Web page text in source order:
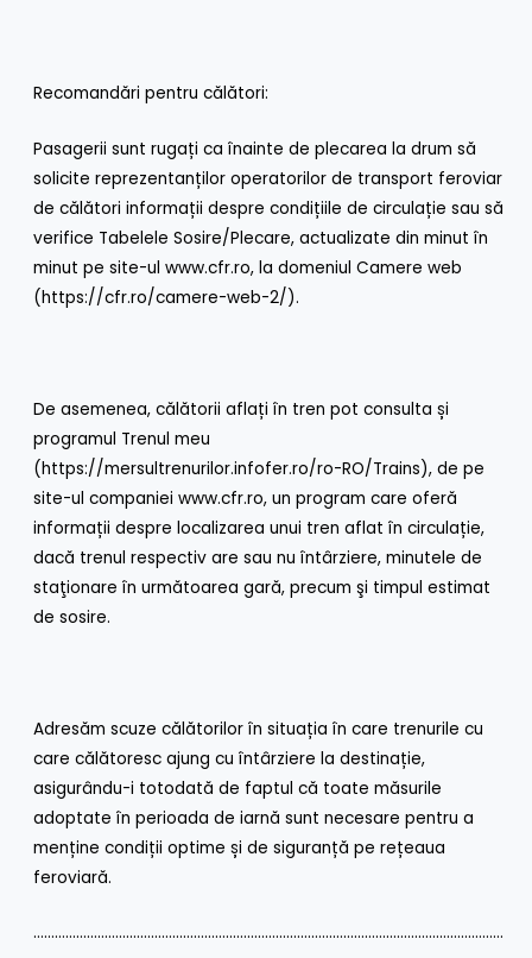
Recomandări pentru călători:
Pasagerii sunt rugați ca înainte de plecarea la drum să
solicite reprezentanților operatorilor de transport feroviar
de călători informații despre condițiile de circulație sau să
verifice Tabelele Sosire/Plecare, actualizate din minut în
minut pe site-ul www.cfr.ro, la domeniul Camere web
(https://cfr.ro/camere-web-2/).
De asemenea, călătorii aflați în tren pot consulta și
programul Trenul meu
(https://mersultrenurilor.infofer.ro/ro-RO/Trains), de pe
site-ul companiei www.cfr.ro, un program care oferă
informații despre localizarea unui tren aflat în circulație,
dacă trenul respectiv are sau nu întârziere, minutele de
staţionare în următoarea gară, precum şi timpul estimat
de sosire.
Adresăm scuze călătorilor în situația în care trenurile cu
care călătoresc ajung cu întârziere la destinație,
asigurându-i totodată de faptul că toate măsurile
adoptate în perioada de iarnă sunt necesare pentru a
menține condiții optime și de siguranță pe rețeaua
feroviară.
……………………………………………………………………………………………………………………